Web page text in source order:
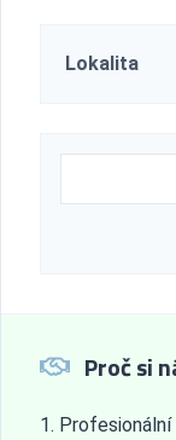
Lokalita
Proč si
Profesionální